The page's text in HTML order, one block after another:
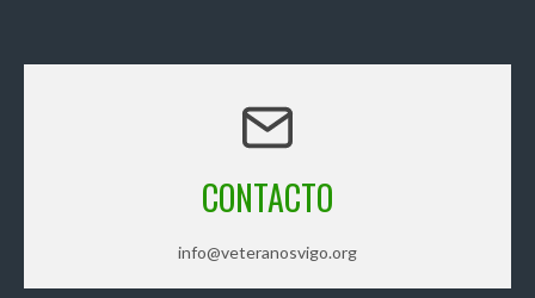
CONTACTO
info@veteranosvigo.org